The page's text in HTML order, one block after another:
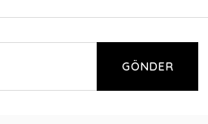
GÖNDER